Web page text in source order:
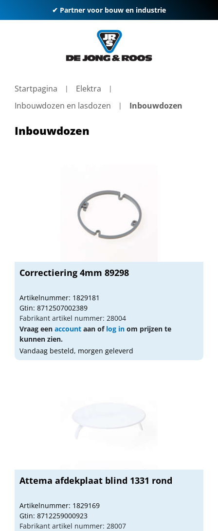
✔ Partner voor bouw en industrie
Startpagina
Elektra
Inbouwdozen en lasdozen
Inbouwdozen
Inbouwdozen
Correctiering 4mm 89298
Artikelnummer: 1829181
Gtin: 8712507002389
Fabrikant artikel nummer: 28004
Vraag een account aan of log in om prijzen te
kunnen zien.
Vandaag besteld, morgen geleverd
Attema afdekplaat blind 1331 rond
Artikelnummer: 1829169
Gtin: 8712259000923
Fabrikant artikel nummer: 28007